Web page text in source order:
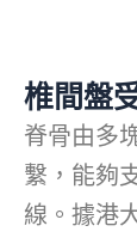
椎間盤
脊骨由多
繫，能夠
線。據港